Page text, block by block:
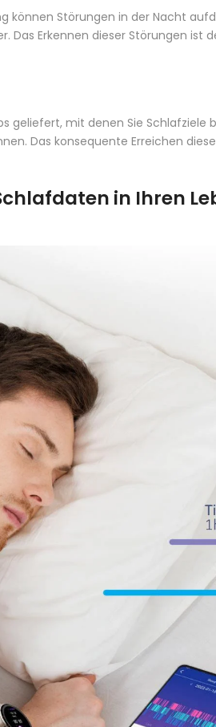
können Störungen in der Nacht
Erkennen dieser Störungen ist
geliefert, mit denen Sie Schlafziele
Das konsequente Erreichen
in Ihren